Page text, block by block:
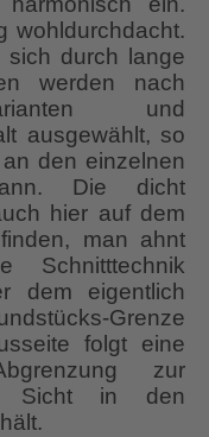
wohldurchdacht.
sich durch lange
werden nach
und
ausgewählt, so
den einzelnen
Die dicht
hier auf dem
man ahnt
Schnitttechnik
dem eigentlich
Grenze
folgt eine
zur
Sicht in den